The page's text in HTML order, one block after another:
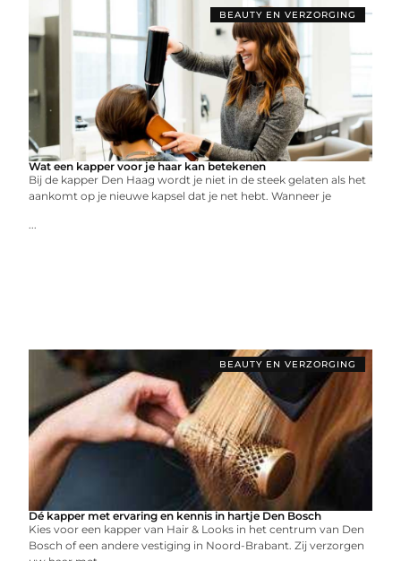
BEAUTY EN VERZORGING
Wat een kapper voor je haar kan betekenen
Bij de kapper Den Haag wordt je niet in de steek gelaten als het
aankomt op je nieuwe kapsel dat je net hebt. Wanneer je
...
BEAUTY EN VERZORGING
Dé kapper met ervaring en kennis in hartje Den Bosch
Kies voor een kapper van Hair & Looks in het centrum van Den
Bosch of een andere vestiging in Noord-Brabant. Zij verzorgen